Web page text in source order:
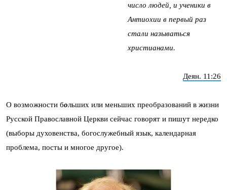
число людей, и ученики в
Антиохии в первый раз
стали называться
христианами.
Деян. 11:26
О возможности больших или меньших преобразований в жизни
Русской Православной Церкви сейчас говорят и пишут нередко
(выборы духовенства, богослужебный язык, календарная
проблема, посты и многое другое).